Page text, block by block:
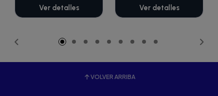
Ver detalles Ver detalles
VOLVER ARRIBA